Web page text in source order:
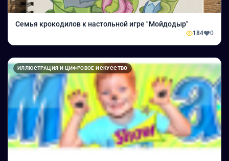
Семья крокодилов к настольной игре "Мойдодыр"
184 0
ИЛЛЮСТРАЦИЯ И ЦИФРОВОЕ ИСКУССТВО